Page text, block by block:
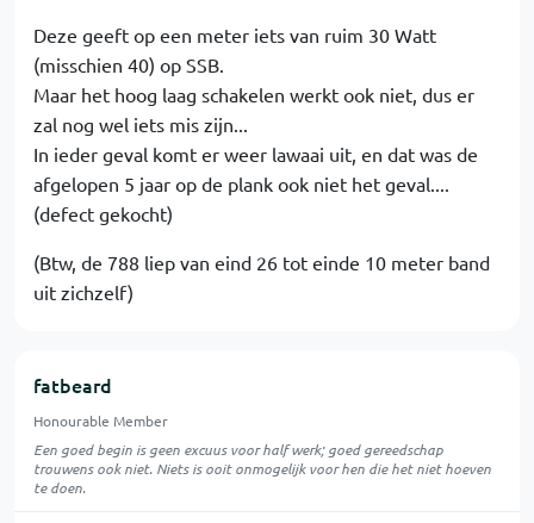
Deze geeft op een meter iets van ruim 30 Watt
(misschien 40) op SSB.
Maar het hoog laag schakelen werkt ook niet, dus er
zal nog wel iets mis zijn...
In ieder geval komt er weer lawaai uit, en dat was de
afgelopen 5 jaar op de plank ook niet het geval....
(defect gekocht)
(Btw, de 788 liep van eind 26 tot einde 10 meter band
uit zichzelf)
fatbeard
Honourable Member
Een goed begin is geen excuus voor half werk; goed gereedschap
trouwens ook niet. Niets is ooit onmogelijk voor hen die het niet hoeven
te doen.